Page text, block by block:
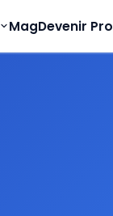
MagDevenir Pro